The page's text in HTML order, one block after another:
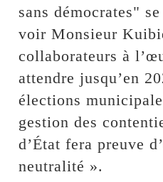
sans démocrates"
voir Monsieur
collaborateurs à
attendre jusqu’en
élections
gestion des
d’État fera preuve
neutralité ».